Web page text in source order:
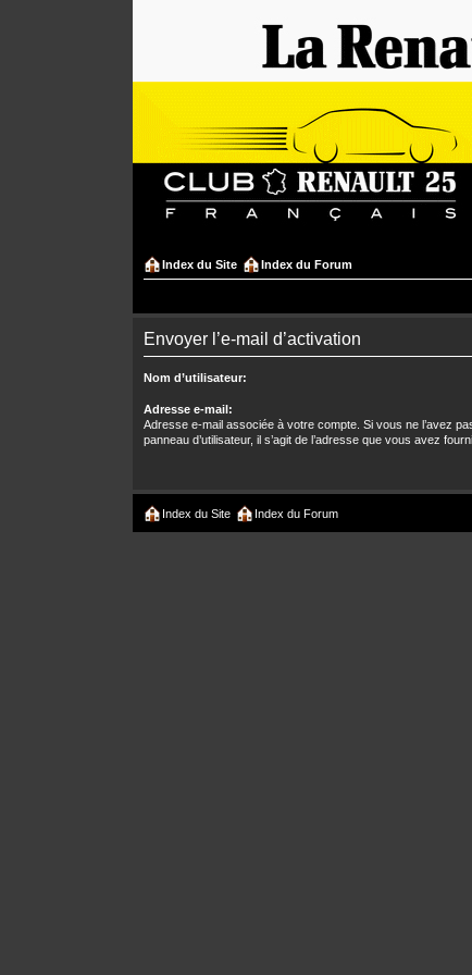
Index du Site Index du Forum
Envoyer l’e-mail d’activation
Nom d’utilisateur:
Adresse e-mail:
Adresse e-mail associée à votre compte. Si vous ne l’avez
panneau d’utilisateur, il s’agit de l’adresse que vous avez
Index du Site Index du Forum